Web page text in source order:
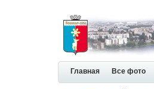
Главная Все фото